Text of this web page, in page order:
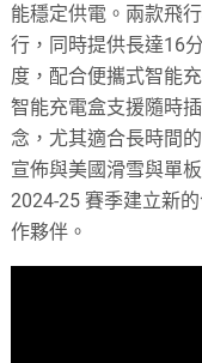
能穩定供電。兩款飛
行，同時提供長達16
度，配合便攜式智能
智能充電盒支援隨時
念，尤其適合長時間
宣佈與美國滑雪與單
2024-25 賽季建立新
作夥伴。